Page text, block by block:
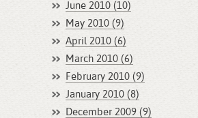
June 2010 (10)
May 2010 (9)
April 2010 (6)
March 2010 (6)
February 2010 (9)
January 2010 (8)
December 2009 (9)